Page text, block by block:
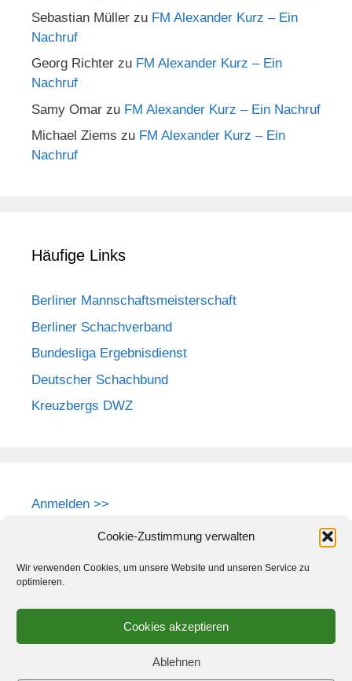
Cookie-Zustimmung verwalten
Wir verwenden Cookies, um unsere Website und unseren Service zu
optimieren.
Cookies akzeptieren
Ablehnen
Sebastian Müller zu FM Alexander Kurz – Ein
Nachruf
Georg Richter zu FM Alexander Kurz – Ein
Nachruf
Samy Omar zu FM Alexander Kurz – Ein Nachruf
Michael Ziems zu FM Alexander Kurz – Ein
Nachruf
Häufige Links
Berliner Mannschaftsmeisterschaft
Berliner Schachverband
Bundesliga Ergebnisdienst
Deutscher Schachbund
Kreuzbergs DWZ
Anmelden >>